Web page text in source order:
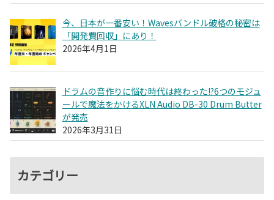
今、日本が一番安い！Wavesバンドル破格の秘密は
「開発費回収」にあり！
2026年4月1日
ドラムの音作りに悩む時代は終わった!?6つのモジュ
ールで魔法をかけるXLN Audio DB-30 Drum Butter
が発売
2026年3月31日
カテゴリー